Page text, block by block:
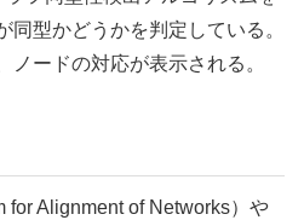
型かどうかを判定している。
ノードの対応が表示される。
for Alignment of Networks）や